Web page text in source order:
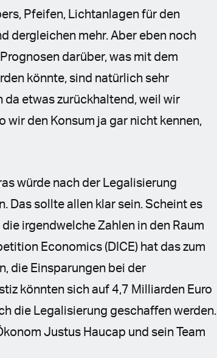
Pfeifen, Lichtanlagen für den
dergleichen mehr. Aber eben noch
darüber, was mit dem
könnte, sind natürlich sehr
da etwas zurückhaltend, weil wir
wir den Konsum ja gar nicht kennen,
würde nach der Legalisierung
Das sollte allen klar sein. Scheint es
irgendwelche Zahlen in den Raum
Economics (DICE) hat das zum
die Einsparungen bei der
könnten sich auf 4,7 Milliarden Euro
die Legalisierung geschaffen werden.
Justus Haucap und sein Team